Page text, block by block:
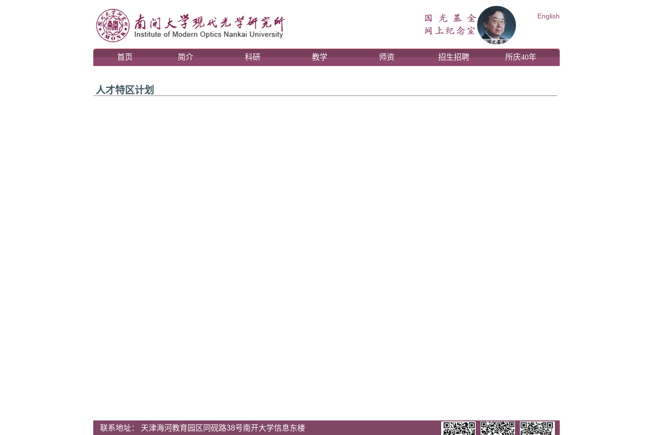
English
首页 简介 科研 教学 师资 招生招聘 所庆40年
人才特区计划
联系地址： 天津海河教育园区同砚路38号南开大学信息东楼